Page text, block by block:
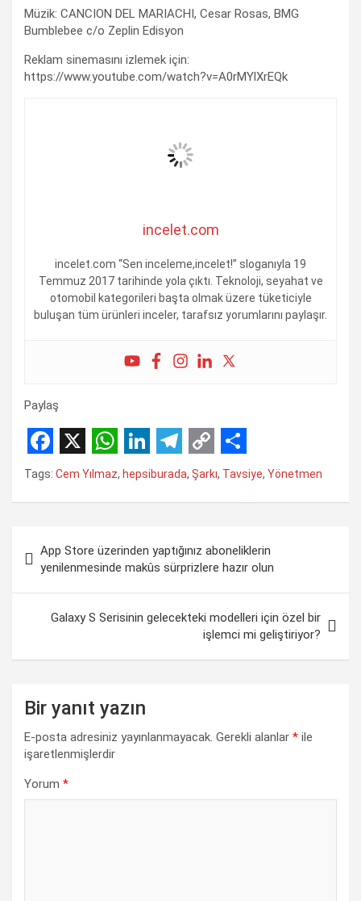
Müzik: CANCION DEL MARIACHI, Cesar Rosas, BMG
Bumblebee c/o Zeplin Edisyon
Reklam sinemasını izlemek için:
https://www.youtube.com/watch?v=A0rMYlXrEQk
incelet.com
incelet.com “Sen inceleme,incelet!” sloganıyla 19
Temmuz 2017 tarihinde yola çıktı. Teknoloji, seyahat ve
otomobil kategorileri başta olmak üzere tüketiciyle
buluşan tüm ürünleri inceler, tarafsız yorumlarını paylaşır.
Paylaş
F
b
o
X W
t
s
A
p
L
k
e
d
I
T
e
g
r
a
C
y
L
i
n
S
r
e
Tags: Cem Yılmaz, hepsiburada, Şarkı, Tavsiye, Yönetmen
gezinmesi
App Store üzerinden yaptığınız aboneliklerin
yenilenmesinde makûs sürprizlere hazır olun
Galaxy S Serisinin gelecekteki modelleri için özel bir
işlemci mi geliştiriyor?
Bir yanıt yazın
E-posta adresiniz yayınlanmayacak. Gerekli alanlar * ile
işaretlenmişlerdir
Yorum *